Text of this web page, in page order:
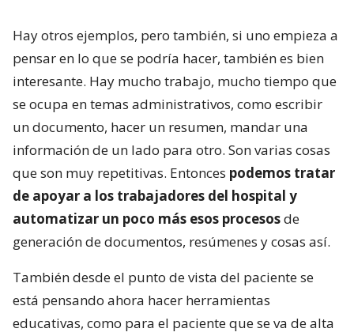
Hay otros ejemplos, pero también, si uno empieza a
pensar en lo que se podría hacer, también es bien
interesante. Hay mucho trabajo, mucho tiempo que
se ocupa en temas administrativos, como escribir
un documento, hacer un resumen, mandar una
información de un lado para otro. Son varias cosas
que son muy repetitivas. Entonces podemos tratar
de apoyar a los trabajadores del hospital y
automatizar un poco más esos procesosde
generación de documentos, resúmenes y cosas así.
También desde el punto de vista del paciente se
está pensando ahora hacer herramientas
educativas, como para el paciente que se va de alta